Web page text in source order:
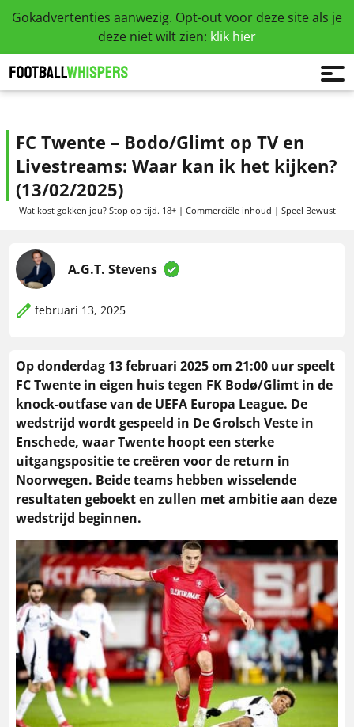
Gokadvertenties aanwezig. Opt-out voor deze site als je
deze niet wilt zien: klik hier
FC Twente – Bodo/Glimt op TV en
Livestreams: Waar kan ik het kijken?
(13/02/2025)
Wat kost gokken jou? Stop op tijd. 18+ | Commerciële inhoud | Speel Bewust
A.G.T. Stevens
februari 13, 2025
Op donderdag 13 februari 2025 om 21:00 uur speelt
FC Twente in eigen huis tegen FK Bodø/Glimt in de
knock-outfase van de UEFA Europa League. De
wedstrijd wordt gespeeld in De Grolsch Veste in
Enschede, waar Twente hoopt een sterke
uitgangspositie te creëren voor de return in
Noorwegen. Beide teams hebben wisselende
resultaten geboekt en zullen met ambitie aan deze
wedstrijd beginnen.